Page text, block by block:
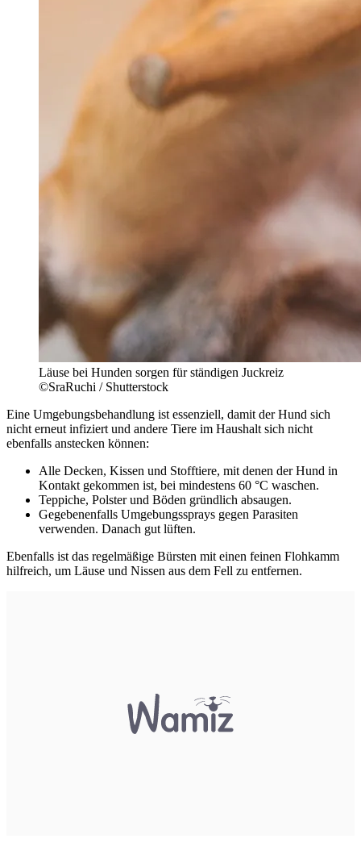
Läuse bei Hunden sorgen für ständigen Juckreiz
©SraRuchi / Shutterstock
Eine Umgebungsbehandlung ist essenziell, damit der Hund sich
nicht erneut infiziert und andere Tiere im Haushalt sich nicht
ebenfalls anstecken können:
Alle Decken, Kissen und Stofftiere, mit denen der Hund in
Kontakt gekommen ist, bei mindestens 60 °C waschen.
Teppiche, Polster und Böden gründlich absaugen.
Gegebenenfalls Umgebungssprays gegen Parasiten
verwenden. Danach gut lüften.
Ebenfalls ist das regelmäßige Bürsten mit einen feinen Flohkamm
hilfreich, um Läuse und Nissen aus dem Fell zu entfernen.